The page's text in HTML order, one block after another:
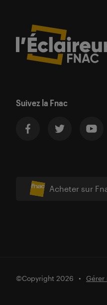
Suivez la Fnac
Acheter sur
©Copyright 2026 Gérer